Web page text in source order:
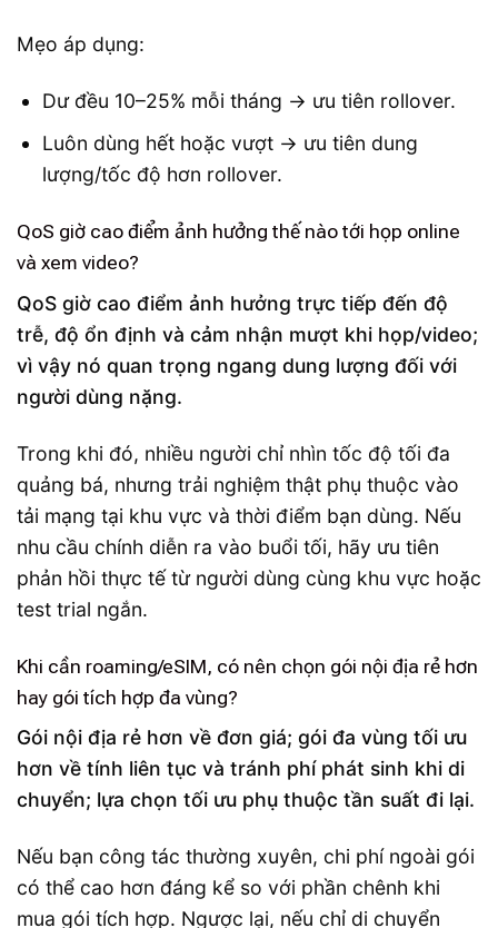
Mẹo áp dụng:
Dư đều 10–25% mỗi tháng → ưu tiên rollover.
Luôn dùng hết hoặc vượt → ưu tiên dung
lượng/tốc độ hơn rollover.
QoS giờ cao điểm ảnh hưởng thế nào tới họp online
và xem video?
QoS giờ cao điểm ảnh hưởng trực tiếp đến độ
trễ, độ ổn định và cảm nhận mượt khi họp/video;
vì vậy nó quan trọng ngang dung lượng đối với
người dùng nặng.
Trong khi đó, nhiều người chỉ nhìn tốc độ tối đa
quảng bá, nhưng trải nghiệm thật phụ thuộc vào
tải mạng tại khu vực và thời điểm bạn dùng. Nếu
nhu cầu chính diễn ra vào buổi tối, hãy ưu tiên
phản hồi thực tế từ người dùng cùng khu vực hoặc
test trial ngắn.
Khi cần roaming/eSIM, có nên chọn gói nội địa rẻ hơn
hay gói tích hợp đa vùng?
Gói nội địa rẻ hơn về đơn giá; gói đa vùng tối ưu
hơn về tính liên tục và tránh phí phát sinh khi di
chuyển; lựa chọn tối ưu phụ thuộc tần suất đi lại.
Nếu bạn công tác thường xuyên, chi phí ngoài gói
có thể cao hơn đáng kể so với phần chênh khi
mua gói tích hợp. Ngược lại, nếu chỉ di chuyển